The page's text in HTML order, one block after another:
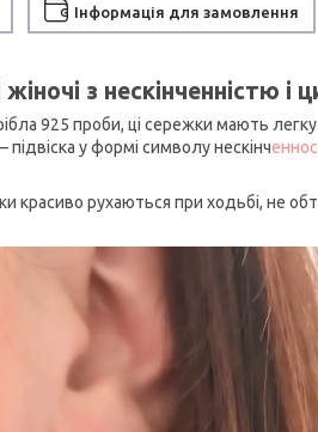
Інформація для замовлення
з нескінченністю і
925 проби, ці сережки мають
у формі символу нескінч
рухаються при ходьбі, не